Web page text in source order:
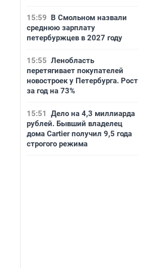
15:59 В Смольном назвали
среднюю зарплату
петербуржцев в 2027 году
15:55 Ленобласть
перетягивает покупателей
новостроек у Петербурга. Рост
за год на 73%
15:51
Дело на 4,3 миллиарда
рублей. Бывший владелец
дома Cartier получил 9,5 года
строгого режима